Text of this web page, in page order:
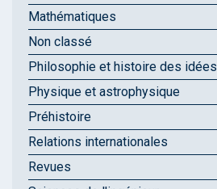
Mathématiques
Non classé
Philosophie et histoire des idées
Physique et astrophysique
Préhistoire
Relations internationales
Revues